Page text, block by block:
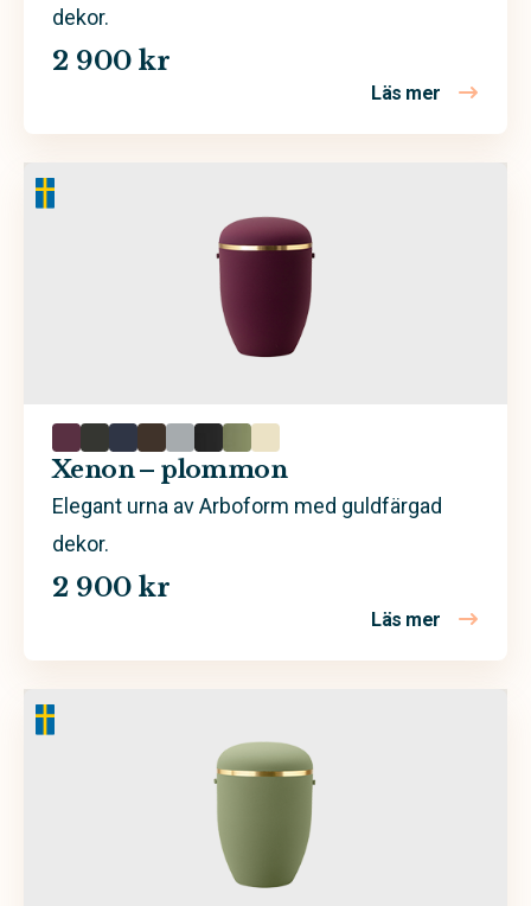
dekor.
2 900 kr
Läs mer om
Xenon – plommon
Elegant urna av Arboform med guldfärgad
dekor.
2 900 kr
Läs mer om